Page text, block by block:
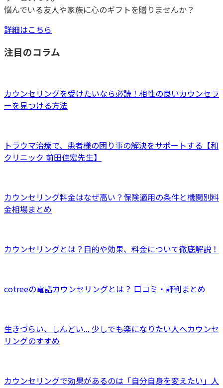
悩んでいる友人や家族に心のギフトを贈りませんか？
詳細はこちら
注目のコラム
カウンセリングを受けたいなら必読！相性の良いカウンセラ
ーを見つける方法
トラウマ治療で、患者様の困り事の解決をサポートする【和
クリニック 前田佳宏先生】
カウンセリング料金はなぜ高い？保険適用の条件と機関別料
金相場まとめ
カウンセリングとは？目的や効果、料金について徹底解説！
cotreeの電話カウンセリングとは？ 口コミ・評判まとめ
生きづらい、しんどい... 少しでも楽になりたい人へカウンセ
リングのすすめ
カウンセリングで効果があるのは「自分自身を変えたい」人